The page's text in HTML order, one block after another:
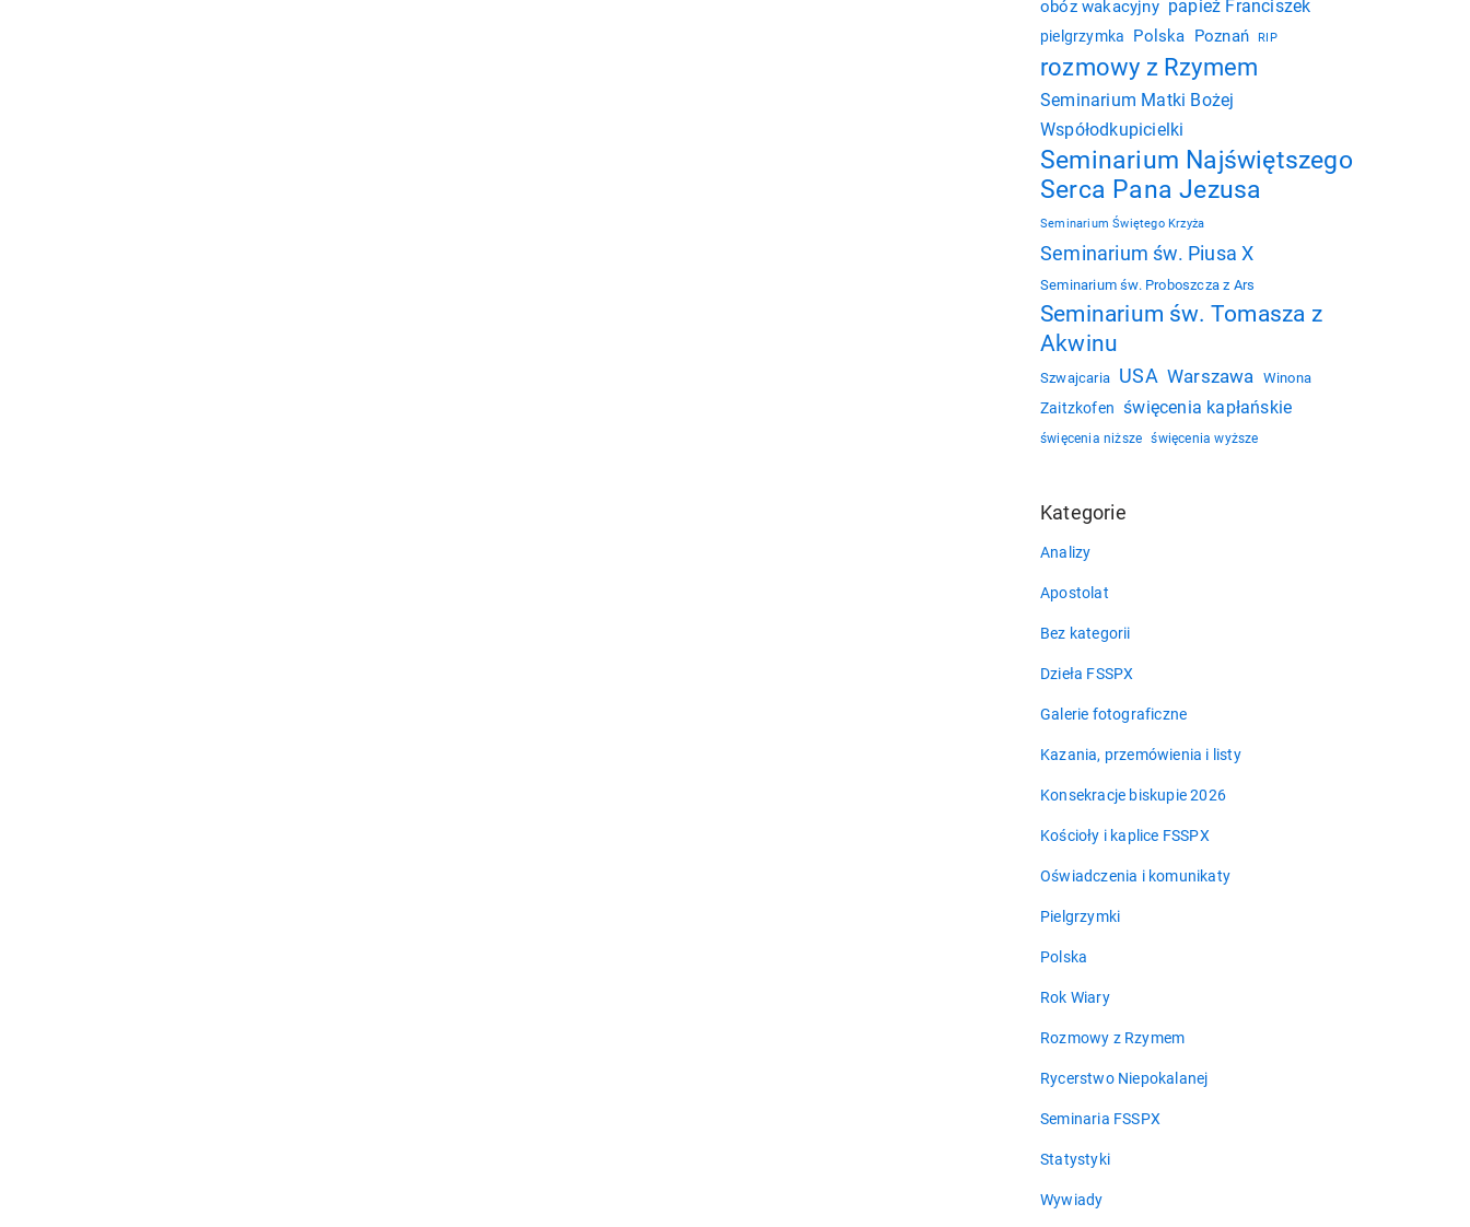
obóz wakacyjny papież Franciszek
pielgrzymka Polska Poznań RIP
rozmowy z Rzymem
Seminarium Matki Bożej
Współodkupicielki
Seminarium Najświętszego
Serca Pana Jezusa
Seminarium Świętego Krzyża
Seminarium św. Piusa X
Seminarium św. Proboszcza z Ars
Seminarium św. Tomasza z
Akwinu
Szwajcaria USA Warszawa Winona
Zaitzkofen święcenia kapłańskie
święcenia niższe święcenia wyższe
Kategorie
Analizy
Apostolat
Bez kategorii
Dzieła FSSPX
Galerie fotograficzne
Kazania, przemówienia i listy
Konsekracje biskupie 2026
Kościoły i kaplice FSSPX
Oświadczenia i komunikaty
Pielgrzymki
Polska
Rok Wiary
Rozmowy z Rzymem
Rycerstwo Niepokalanej
Seminaria FSSPX
Statystyki
Wywiady